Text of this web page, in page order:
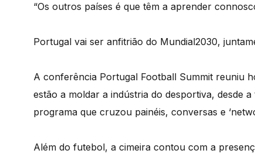
“Os outros países é que têm a aprender
Portugal vai ser anfitrião do Mundial2030,
A conferência Portugal Football Summit reuniu
estão a moldar a indústria do desportiva, desde
programa que cruzou painéis, conversas e
Além do futebol, a cimeira contou com a